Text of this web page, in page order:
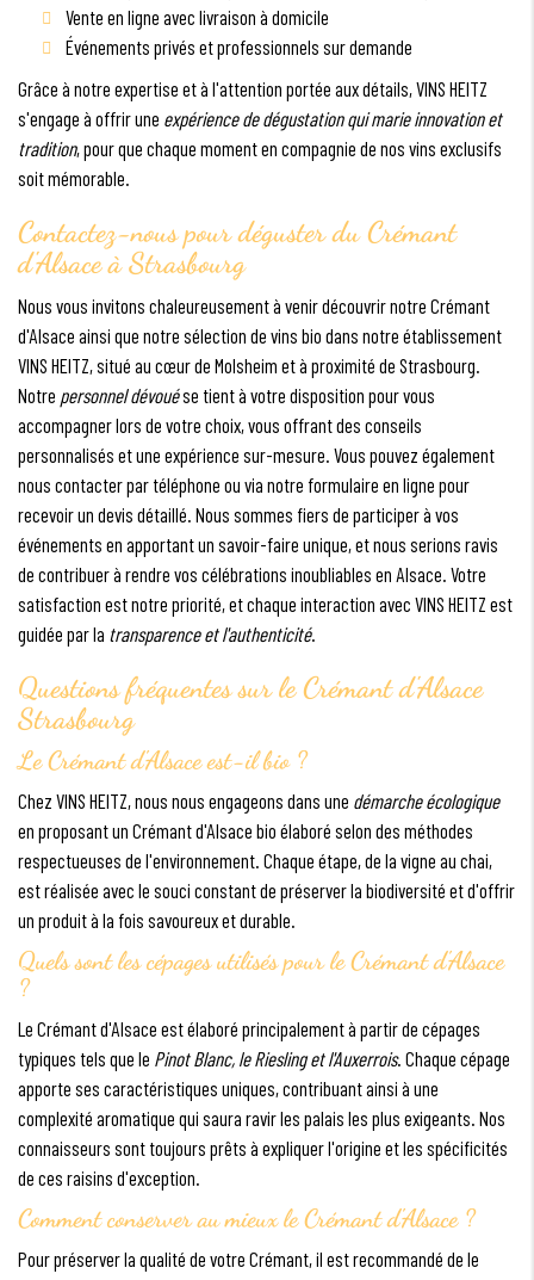
Vente en ligne avec livraison à domicile
Événements privés et professionnels sur demande
Grâce à notre expertise et à l'attention portée aux détails, VINS HEITZ
s'engage à offrir une expérience de dégustation qui marie innovation et
tradition, pour que chaque moment en compagnie de nos vins exclusifs
soit mémorable.
Contactez-nous pour déguster du Crémant
d'Alsace à Strasbourg
Nous vous invitons chaleureusement à venir découvrir notre Crémant
d'Alsace ainsi que notre sélection de vins bio dans notre établissement
VINS HEITZ, situé au cœur de Molsheim et à proximité de Strasbourg.
Notre personnel dévouése tient à votre disposition pour vous
accompagner lors de votre choix, vous offrant des conseils
personnalisés et une expérience sur-mesure. Vous pouvez également
nous contacter par téléphone ou via notre formulaire en ligne pour
recevoir un devis détaillé. Nous sommes fiers de participer à vos
événements en apportant un savoir-faire unique, et nous serions ravis
de contribuer à rendre vos célébrations inoubliables en Alsace. Votre
satisfaction est notre priorité, et chaque interaction avec VINS HEITZ est
guidée par la transparence et l'authenticité.
Questions fréquentes sur leCrémant d'Alsace
Strasbourg
Le Crémant d'Alsace est-il bio ?
Chez VINS HEITZ, nous nous engageons dans une démarche écologique
en proposant un Crémant d'Alsace bio élaboré selon des méthodes
respectueuses de l'environnement. Chaque étape, de la vigne au chai,
est réalisée avec le souci constant de préserver la biodiversité et d'offrir
un produit à la fois savoureux et durable.
Quels sont les cépages utilisés pour le Crémant d'Alsace
?
Le Crémant d'Alsace est élaboré principalement à partir de cépages
typiques tels que le Pinot Blanc, le Riesling et l'Auxerrois. Chaque cépage
apporte ses caractéristiques uniques, contribuant ainsi à une
complexité aromatique qui saura ravir les palais les plus exigeants. Nos
connaisseurs sont toujours prêts à expliquer l'origine et les spécificités
de ces raisins d'exception.
Comment conserver au mieux le Crémant d'Alsace ?
Pour préserver la qualité de votre Crémant, il est recommandé de le